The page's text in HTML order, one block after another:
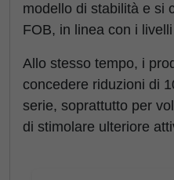
modello di stabilità e si
FOB, in linea con i
Allo stesso tempo, i
concedere riduzioni di
serie, soprattutto per
di stimolare ulteriore